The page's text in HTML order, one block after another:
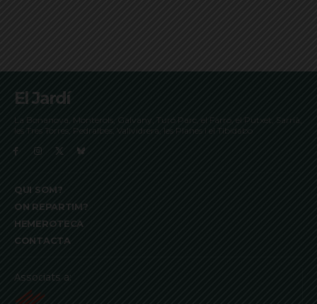
El Jardí
La Bonanova, Monterols, Galvany, Turó Parc, el Farró, el Putxet, Sarrià,
les Tres Torres, Pedralbes, Vallvidrera, les Planes i el Tibidabo
QUI SOM?
ON REPARTIM?
HEMEROTECA
CONTACTA
Associats a: